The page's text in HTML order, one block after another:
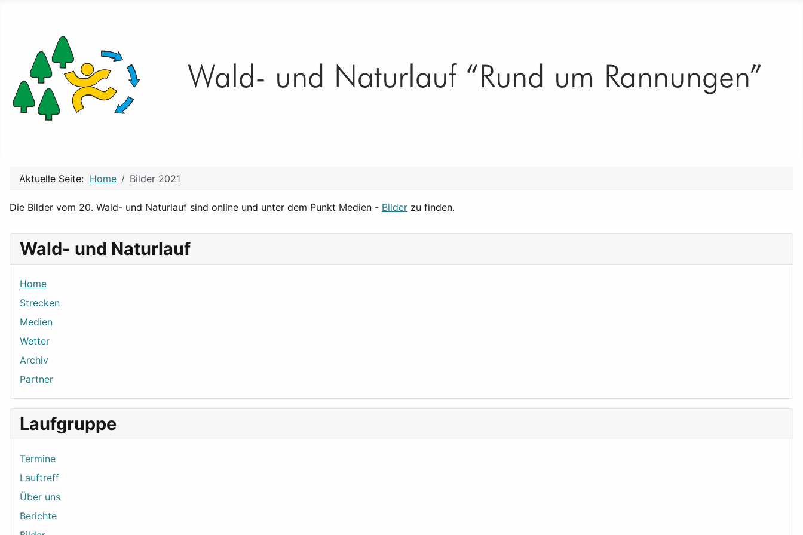
Wald- und Naturlauf
Home
Strecken
Medien
Wetter
Archiv
Partner
Laufgruppe
Termine
Lauftreff
Über uns
Berichte
Aktuelle Seite: Home Bilder 2021
Die Bilder vom 20. Wald- und Naturlauf sind online und unter dem Punkt Medien - Bilder zu finden.